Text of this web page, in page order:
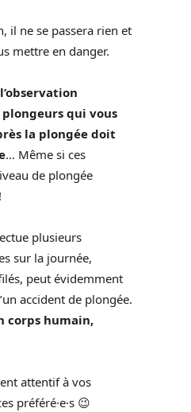
il ne se passera rien et
mettre en danger.
l’observation
qui vous
la plongée doit
… Même si ces
de plongée
plusieurs
sur la journée,
peut évidemment
accident de plongée.
corps humain,
attentif à vos
préféré·e·s 😉